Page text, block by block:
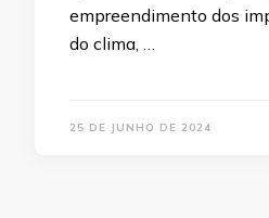
empreendimento dos
do clima, …
25 DE JUNHO DE 2024